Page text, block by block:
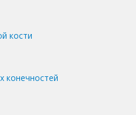
кости
конечностей